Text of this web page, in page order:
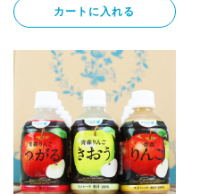
カートに入れる